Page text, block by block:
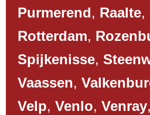
Purmerend, Raalte,
Rotterdam,
Spijkenisse,
Vaassen,
Velp, Venlo, Venray,